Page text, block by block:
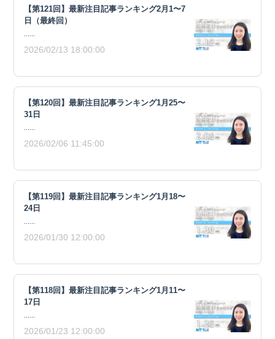
【第121回】最新注目記事ランキング2月1〜7
日（最終回）
2026/02/13 18:00:00
【第120回】最新注目記事ランキング1月25〜
31日
2026/02/06 11:45:00
【第119回】最新注目記事ランキング1月18〜
24日
2026/01/30 12:00:00
【第118回】最新注目記事ランキング1月11〜
17日
2026/01/23 12:00:00